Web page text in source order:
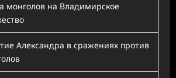
монголов на Владимирское
Александра в сражениях против